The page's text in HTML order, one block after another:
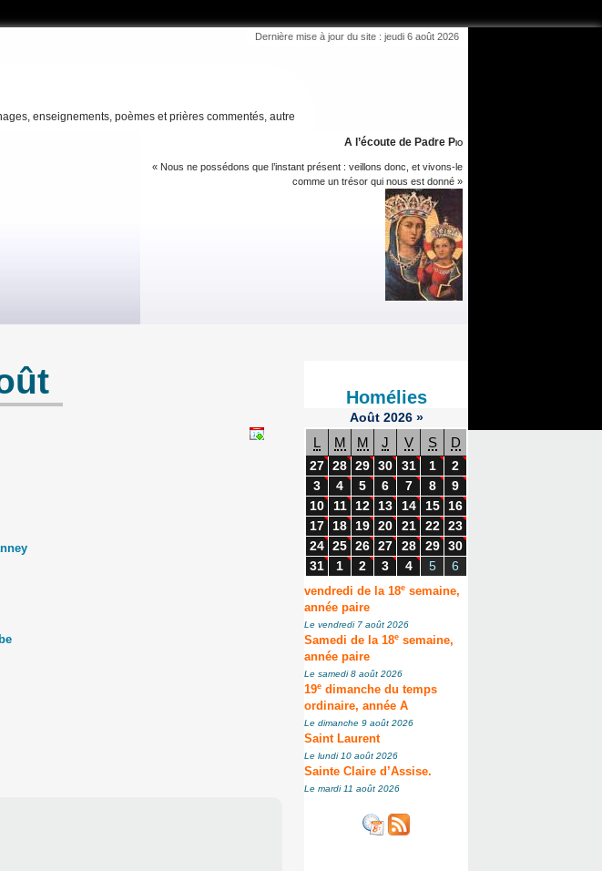
Dernière mise à jour du site : jeudi 6 août 2026
enseignements, poèmes et prières commentés, autre
A l’écoute de Padre Pio
« Nous ne possédons que l’instant présent : veillons donc, et vivons-le
comme un trésor qui nous est donné »
Homélies
Août 2026 »
L M M J V S D
27 28 29 30 31 1
2
3
4 5 6 7 8
9
10
11 12 13 14 15
16
17
18 19 20 21 22 23
24 25 26 27 28 29 30
31
1 2 3 4 5 6
vendredi de la 18e semaine,
année paire
Le vendredi 7 août 2026
Samedi de la 18e semaine,
année paire
Le samedi 8 août 2026
19e dimanche du temps
ordinaire, année A
Le dimanche 9 août 2026
Saint Laurent
Le lundi 10 août 2026
Sainte Claire d’Assise.
Le mardi 11 août 2026